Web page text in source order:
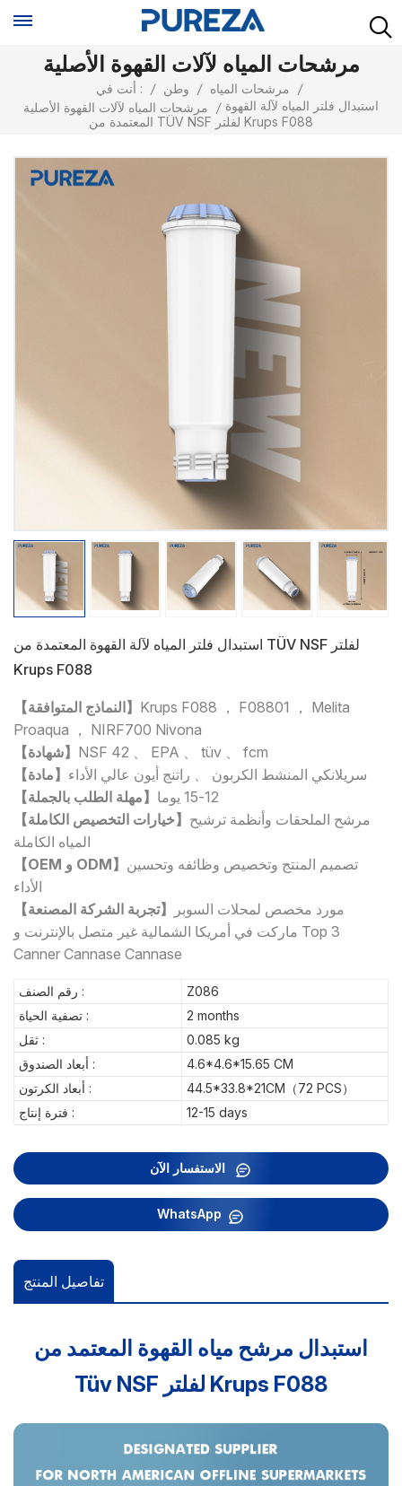
مرشحات المياه لآلات القهوة الأصلية
أنت في : / وطن / مرشحات المياه
/
مرشحات المياه لآلات القهوة الأصلية
/ استبدال فلتر المياه لآلة القهوة
المعتمدة من TÜV NSF لفلتر Krups F088
استبدال فلتر المياه لآلة القهوة المعتمدة من TÜV NSF لفلتر
Krups F088
【النماذج المتوافقة】 Krups F088 ， F08801 ， Melita
Proaqua ， NIRF700 Nivona
【شهادة】 NSF 42 、 EPA 、 tüv 、 fcm
【مادة】 سريلانكي المنشط الكربون 、 راتنج أيون عالي الأداء
【مهلة الطلب بالجملة】
12-15 يوما
【خيارات التخصيص الكاملة】 مرشح الملحقات وأنظمة ترشيح
المياه الكاملة
【OEM و ODM】 تصميم المنتج وتخصيص وظائفه وتحسين
الأداء
【تجربة الشركة المصنعة】
مورد مخصص لمحلات السوبر
ماركت في أمريكا الشمالية غير متصل بالإنترنت و Top 3
Canner Cannase Cannase
رقم الصنف :
Z086
تصفية الحياة :
2 months
ثقل :
0.085 kg
أبعاد الصندوق :
4.6*4.6*15.65 CM
أبعاد الكرتون :
44.5*33.8*21CM（72 PCS）
فترة إنتاج :
12-15 days
WhatsApp
تفاصيل المنتج
استبدال مرشح مياه القهوة المعتمد من
Tüv NSF لفلتر Krups F088